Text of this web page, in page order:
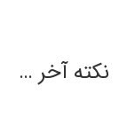
نکته آخر …